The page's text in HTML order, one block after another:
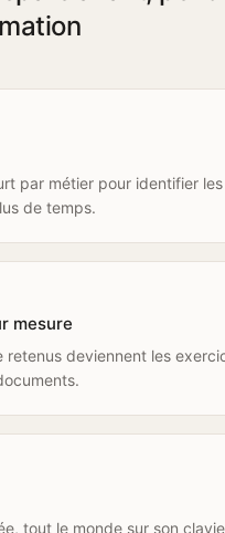
par métier pour identifier
de temps.
mesure
retenus deviennent les
tout le monde sur son